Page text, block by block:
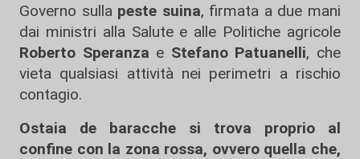
Governo sulla peste suina, firmata a due mani
dai ministri alla Salute e alle Politiche agricole
Roberto Speranza e Stefano Patuanelli, che
vieta qualsiasi attività nei perimetri a rischio
contagio.
Ostaia de baracche si trova proprio al
confine con la zona rossa, ovvero quella che,